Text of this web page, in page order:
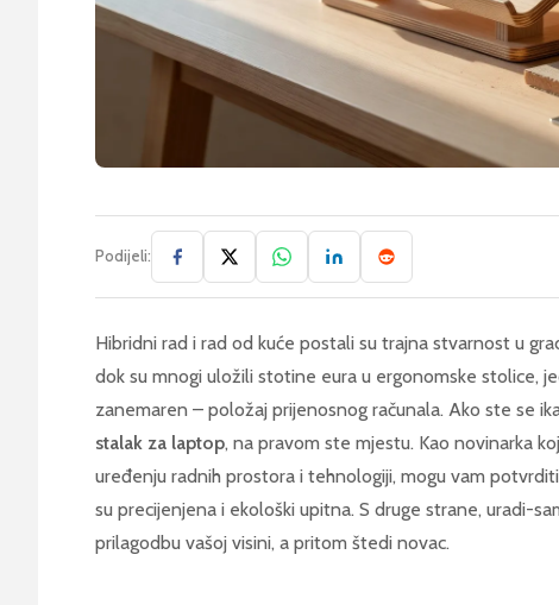
Podijeli:
Hibridni rad i rad od kuće postali su trajna stvarnost u
dok su mnogi uložili stotine eura u ergonomske stolice,
zanemaren – položaj prijenosnog računala. Ako ste se
stalak za laptop, na pravom ste mjestu. Kao novinarka
uređenju radnih prostora i tehnologiji, mogu vam
su precijenjena i ekološki upitna. S druge strane, uradi-
prilagodbu vašoj visini, a pritom štedi novac.